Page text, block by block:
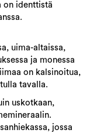
on identtistä
uima-altaissa,
ja monessa
on kalsinoitua,
tavalla.
uskotkaan,
jossa